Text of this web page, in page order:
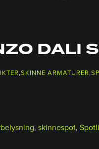
DALI
,SKINNE ARMATURER,
, skinnespot,